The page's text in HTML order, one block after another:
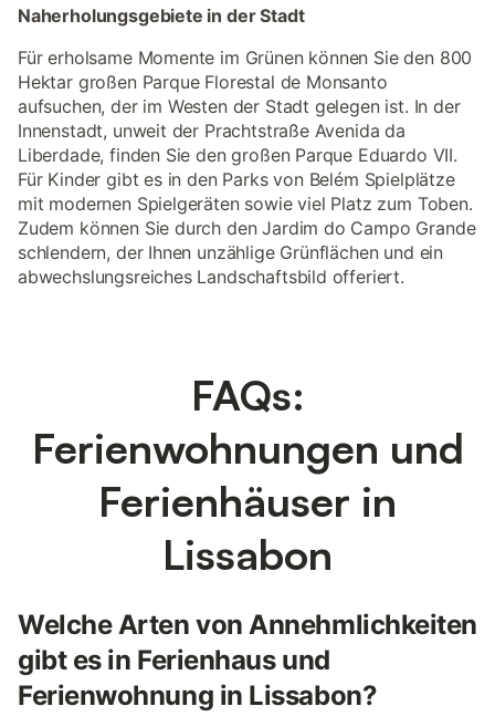
Naherholungsgebiete in der Stadt
Für erholsame Momente im Grünen können Sie den 800
Hektar großen Parque Florestal de Monsanto
aufsuchen, der im Westen der Stadt gelegen ist. In der
Innenstadt, unweit der Prachtstraße Avenida da
Liberdade, finden Sie den großen Parque Eduardo VII.
Für Kinder gibt es in den Parks von Belém Spielplätze
mit modernen Spielgeräten sowie viel Platz zum Toben.
Zudem können Sie durch den Jardim do Campo Grande
schlendern, der Ihnen unzählige Grünflächen und ein
abwechslungsreiches Landschaftsbild offeriert.
FAQs:
Ferienwohnungen und
Ferienhäuser in
Lissabon
Welche Arten von Annehmlichkeiten
gibt es in Ferienhaus und
Ferienwohnung in Lissabon?